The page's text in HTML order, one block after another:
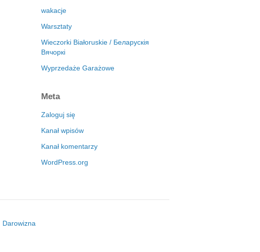
wakacje
Warsztaty
Wieczorki Białoruskie / Беларускія
Вячоркі
Wyprzedaże Garażowe
Meta
Zaloguj się
Kanał wpisów
Kanał komentarzy
WordPress.org
Darowizna